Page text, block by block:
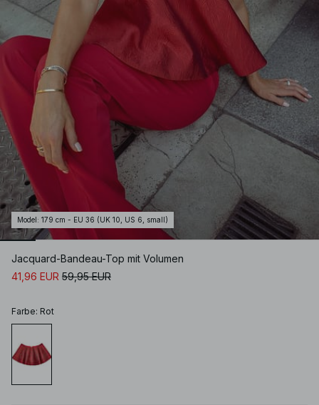
Model : 179 cm - EU 36 (UK 10, US 6, small)
Jacquard-Bandeau-Top mit Volumen
41,96 EUR 59,95 EUR
Farbe: Rot